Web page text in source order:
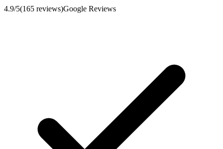
4.9/5(165 reviews)Google Reviews